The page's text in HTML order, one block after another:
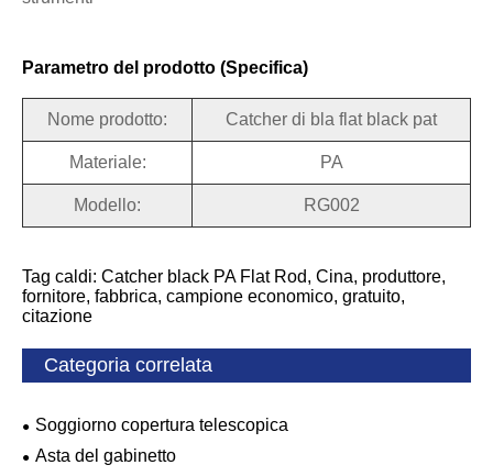
Parametro del prodotto (Specifica)
Nome prodotto: Catcher di bla flat black pat
Materiale: PA
Modello: RG002
Tag caldi: Catcher black PA Flat Rod, Cina, produttore,
fornitore, fabbrica, campione economico, gratuito,
citazione
Categoria correlata
Soggiorno copertura telescopica
Asta del gabinetto